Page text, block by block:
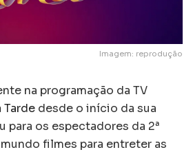
Imagem: reprodução
na programação da TV
Tarde desde o início da sua
os espectadores da 2ª
filmes para entreter as